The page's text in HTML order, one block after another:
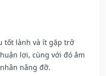
tốt lành và ít gặp trở
lợi, cùng với đó âm
nâng đỡ.